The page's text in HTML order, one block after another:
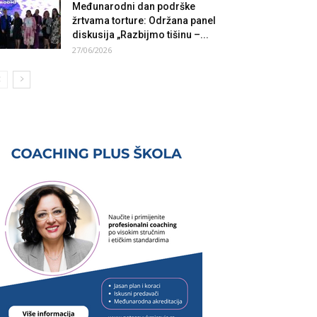
Međunarodni dan podrške
žrtvama torture: Održana panel
diskusija „Razbijmo tišinu –...
27/06/2026